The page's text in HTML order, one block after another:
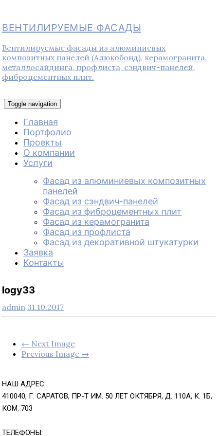
ВЕНТИЛИРУЕМЫЕ ФАСАДЫ
Вентилируемые фасады из алюминиевых
композитных панелей (Алюкобонд), керамогранита,
металлосайдинга, профлиста, сэндвич-панелей,
фиброцементных плит.
Toggle navigation
Главная
Портфолио
Проекты
О компании
Услуги
Фасад из алюминиевых композитных
панелей
Фасад из сэндвич-панелей
Фасад из фиброцементных плит
Фасад из керамогранита
Фасад из профлиста
Фасад из декоративной штукатурки
Заявка
Контакты
logy33
admin 31.10.2017
← Next Image
Previous Image →
НАШ АДРЕС:
410040, Г. САРАТОВ, ПР-Т ИМ. 50 ЛЕТ ОКТЯБРЯ, Д. 110А, К. 1Б,
КОМ. 703
ТЕЛЕФОНЫ: